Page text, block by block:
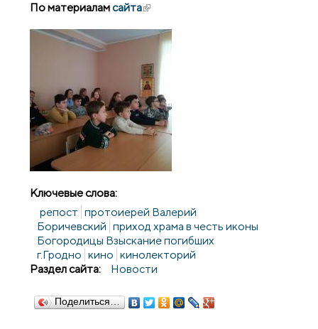
По материаламсайта(внешняя ссылка)
Ключевые слова:
репост протоиерей Валерий
Боричевский приход храма в честь иконы
Богородицы Взыскание погибших
г.Гродно кино кинолекторий
Раздел сайта:
Новости
Поделиться…